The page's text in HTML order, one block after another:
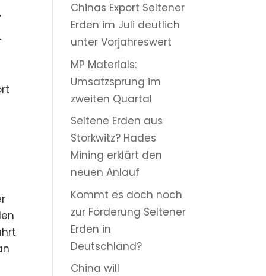
Chinas Export Seltener
Erden im Juli deutlich
unter Vorjahreswert
MP Materials:
Umsatzsprung im
zweiten Quartal
Seltene Erden aus
Storkwitz? Hades
Mining erklärt den
neuen Anlauf
Kommt es doch noch
zur Förderung Seltener
Erden in
Deutschland?
China will